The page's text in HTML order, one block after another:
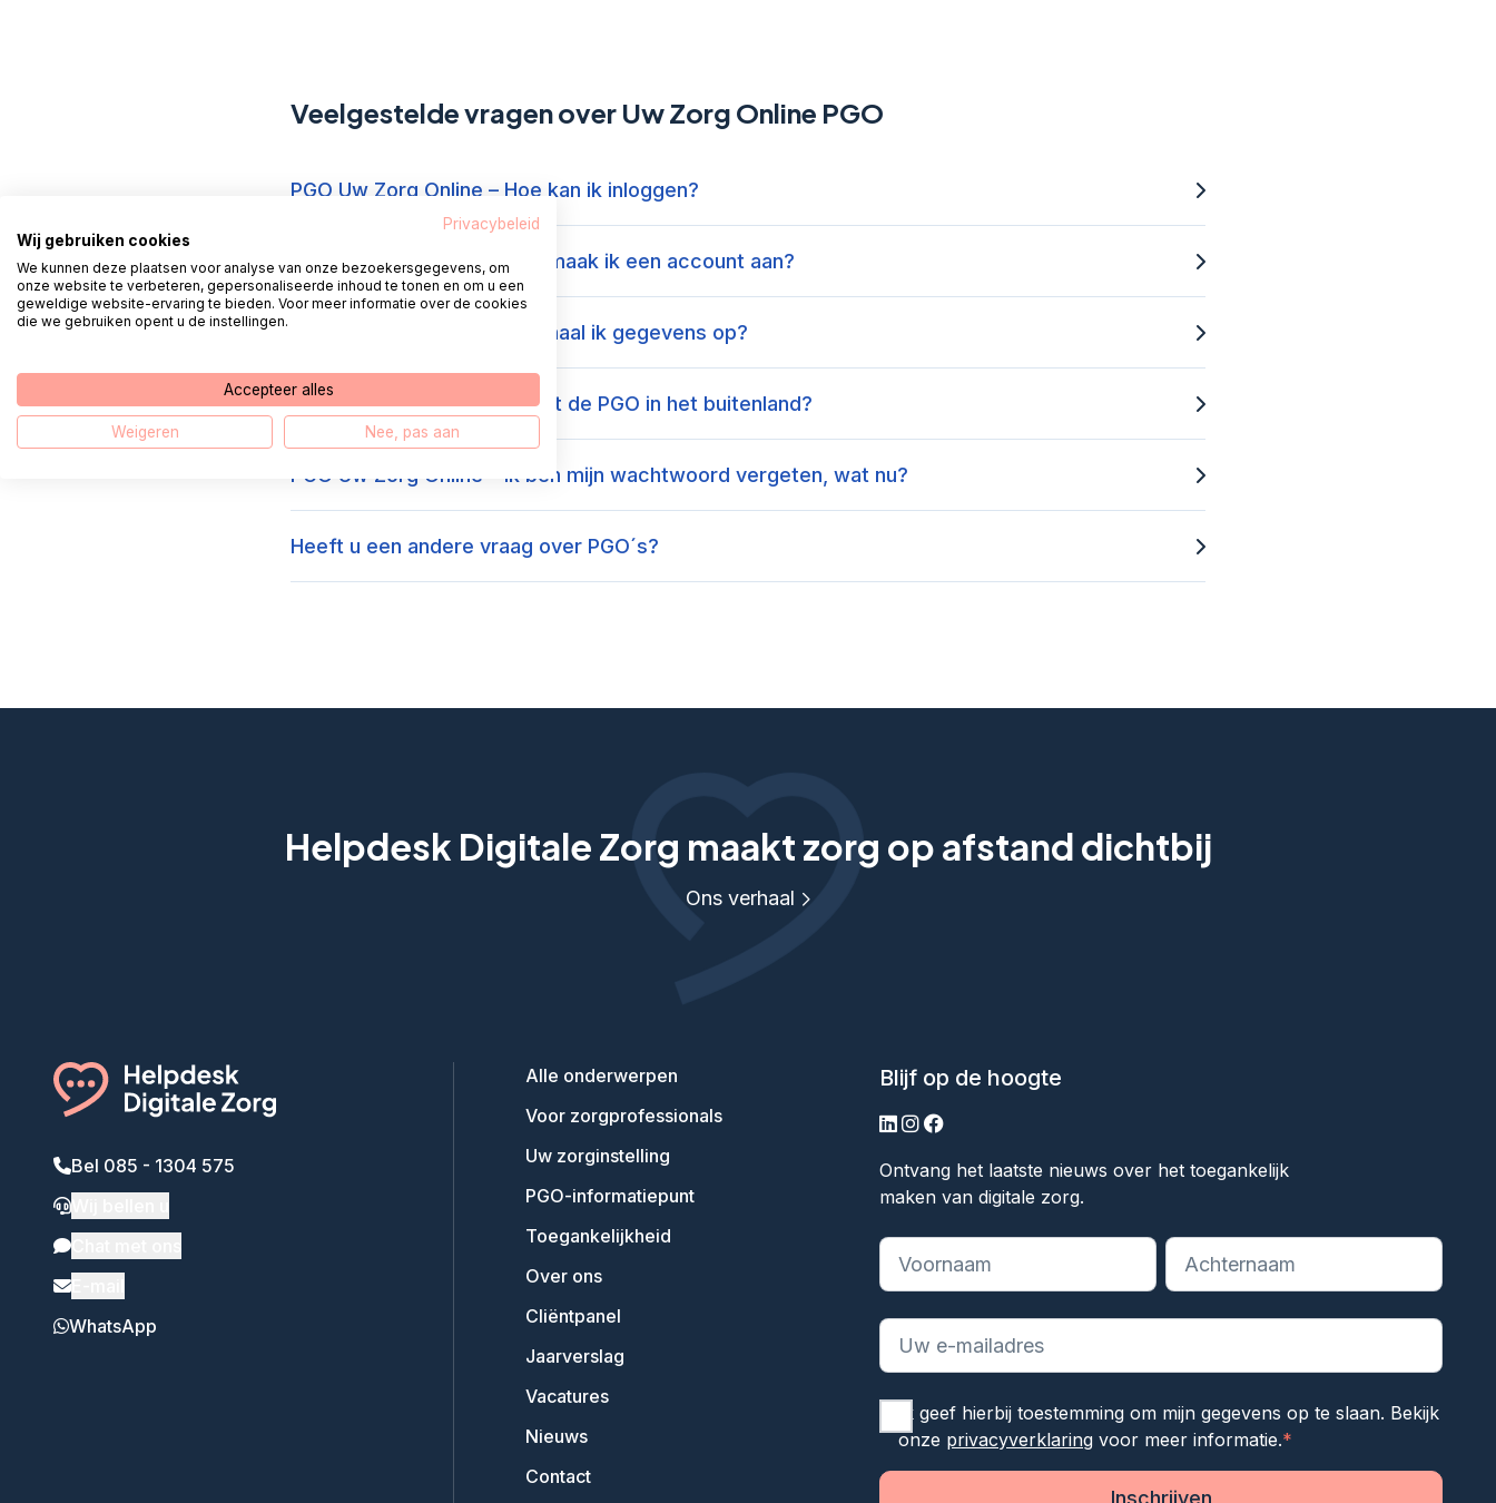
Veelgestelde vragen over Uw Zorg Online PGO
PGO Uw Zorg Online – Hoe kan ik inloggen?
PGO Uw Zorg Online – Hoe maak ik een account aan?
PGO Uw Zorg Online – Hoe haal ik gegevens op?
PGO Uw Zorg Online – Werkt de PGO in het buitenland?
PGO Uw Zorg Online – Ik ben mijn wachtwoord vergeten, wat nu?
Heeft u een andere vraag over PGO´s?
Helpdesk Digitale Zorg maakt zorg op afstand dichtbij
Ons verhaal
Bel 085 - 1304 575
WhatsApp
Alle onderwerpen
Voor zorgprofessionals
Uw zorginstelling
PGO-informatiepunt
Toegankelijkheid
Over ons
Cliëntpanel
Jaarverslag
Vacatures
Nieuws
Contact
Blijf op de hoogte
linkedin
instagram
facebook
Ontvang het laatste nieuws over het toegankelijk
maken van digitale zorg.
"*" geeft vereiste velden aan
Ik geef hierbij toestemming om mijn gegevens op te slaan. Bekijk
onze privacyverklaring voor meer informatie.*
Inschrijven
Privacybeleid
Wij gebruiken cookies
We kunnen deze plaatsen voor analyse van onze bezoekersgegevens, om
onze website te verbeteren, gepersonaliseerde inhoud te tonen en om u een
geweldige website-ervaring te bieden. Voor meer informatie over de cookies
die we gebruiken opent u de instellingen.
Accepteer alles
Weigeren Nee, pas aan